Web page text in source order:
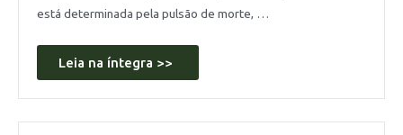
está determinada pela pulsão de morte, …
Leia na íntegra >>